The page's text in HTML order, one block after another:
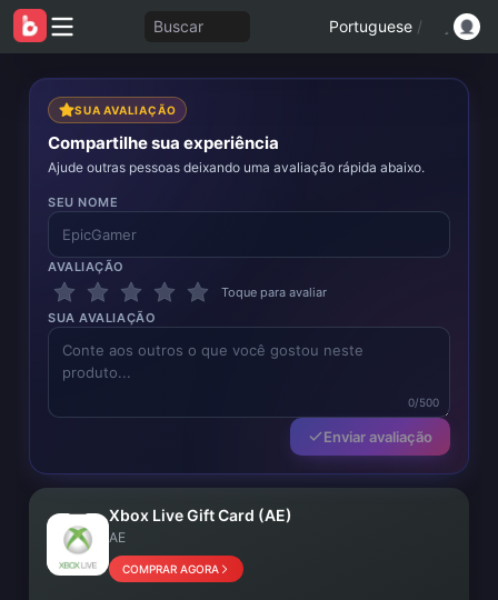
Buscar Portuguese /
SUA AVALIAÇÃO
Compartilhe sua experiência
Ajude outras pessoas deixando uma avaliação rápida abaixo.
SEU NOME
AVALIAÇÃO
Toque para avaliar
SUA AVALIAÇÃO
0/500
Enviar avaliação
Xbox Live Gift Card (AE)
AE
COMPRAR AGORA